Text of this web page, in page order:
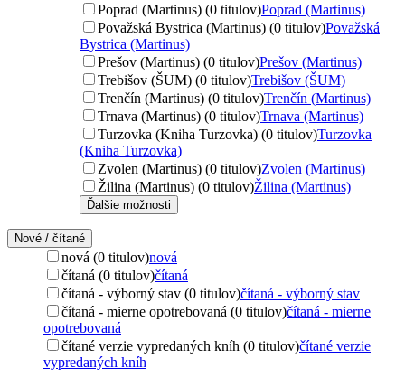
Poprad (Martinus) (0 titulov)Poprad (Martinus)
Považská Bystrica (Martinus) (0 titulov)Považská
Bystrica (Martinus)
Prešov (Martinus) (0 titulov)Prešov (Martinus)
Trebišov (ŠUM) (0 titulov)Trebišov (ŠUM)
Trenčín (Martinus) (0 titulov)Trenčín (Martinus)
Trnava (Martinus) (0 titulov)Trnava (Martinus)
Turzovka (Kniha Turzovka) (0 titulov)Turzovka
(Kniha Turzovka)
Zvolen (Martinus) (0 titulov)Zvolen (Martinus)
Žilina (Martinus) (0 titulov)Žilina (Martinus)
Ďalšie možnosti
Nové / čítané
nová (0 titulov)nová
čítaná (0 titulov)čítaná
čítaná - výborný stav (0 titulov)čítaná - výborný stav
čítaná - mierne opotrebovaná (0 titulov)čítaná - mierne
opotrebovaná
čítané verzie vypredaných kníh (0 titulov)čítané verzie
vypredaných kníh